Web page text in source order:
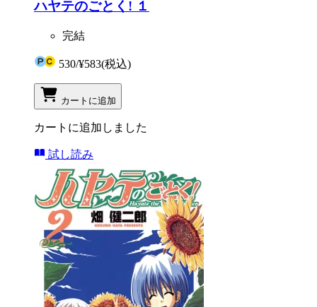
ハヤテのごとく! １
完結
530/¥583(税込)
カートに追加
カートに追加しました
試し読み